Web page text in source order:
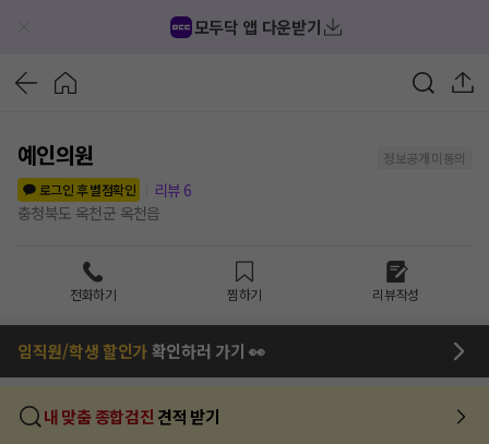
모두닥 앱 다운받기
예인의원
정보공개 미동의
로그인 후 별점확인
리뷰 6
충청북도 옥천군 옥천읍
전화하기 찜하기 리뷰작성
임직원/학생 할인가확인하러 가기 👀
내 맞춤 종합검진 견적 받기